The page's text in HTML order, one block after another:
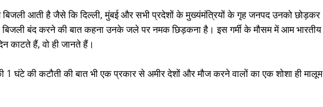
बिजली आती है जैसे कि दिल्ली, मुंबई और सभी प्रदेशों के मुख्यंमंत्रियों के गृह जनपद उनको छोड़कर
बंद करने की बात कहना उनके जले पर नमक छिड़कना है। इस गर्मी के मौसम में आम भारतीय
काटते हैं, वो ही जानते हैं।
1 घंटे की कटौती की बात भी एक प्रकार से अमीर देशों और मौज करने वालों का एक शोशा ही मालूम